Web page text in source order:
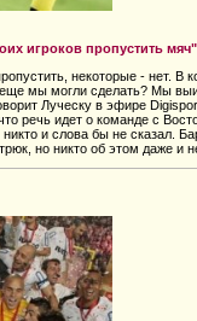
игроков пропустить мяч"
некоторые - нет. В
мы могли сделать? Мы
Луческу в эфире
речь идет о команде с
и слова бы не сказал.
но никто об этом даже и